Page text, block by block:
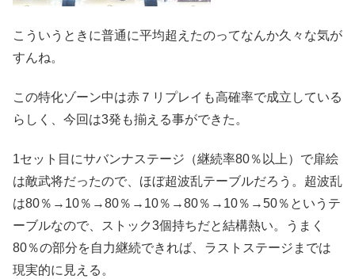
こういうときに普通に平均超えたのってなんか久々な気が
すんね。
この特化ゾーン中は赤７リプレイも高確率で成立している
らしく、今回は3発も揃える事ができた。
1セット目にサバンナステージ（継続率80％以上）で扉絵
は敵武将だったので、ほぼ超波乱テーブルだろう。超波乱
は80％→10％→80％→10％→80％→10％→50％というテ
ーブルなので、ストック3個持ちだと結構熱い。うまく
80％の部分を自力継続できれば、ラストステージまでは
現実的に見える。